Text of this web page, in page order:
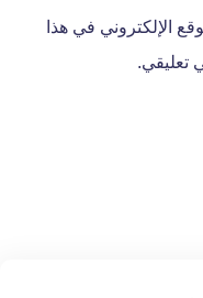
الإلكتروني في هذا
تعليقي.